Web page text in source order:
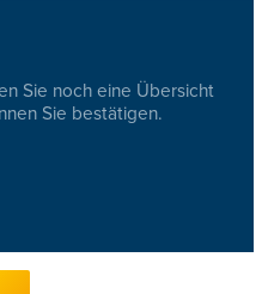
Sie noch eine Übersicht
Sie bestätigen.